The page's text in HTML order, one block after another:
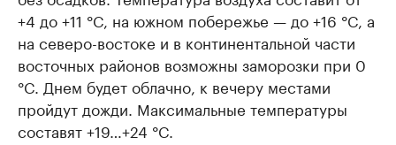
+4 до +11 °C, на южном побережье — до +16 °C, а
на северо-востоке и в континентальной части
восточных районов возможны заморозки при 0
°C. Днем будет облачно, к вечеру местами
пройдут дожди. Максимальные температуры
составят +19…+24 °C.